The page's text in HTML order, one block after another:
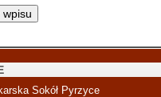
Sokół Pyrzyce